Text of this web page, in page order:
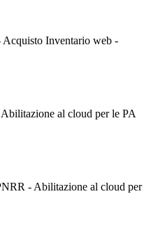
Acquisto Inventario web -
al cloud per le PA
- Abilitazione al cloud per